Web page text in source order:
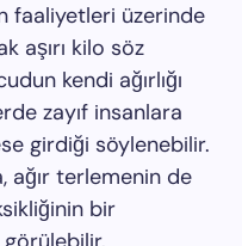
faaliyetleri üzerinde
aşırı kilo söz
kendi ağırlığı
zayıf insanlara
girdiği söylenebilir.
ağır terlemenin de
bir